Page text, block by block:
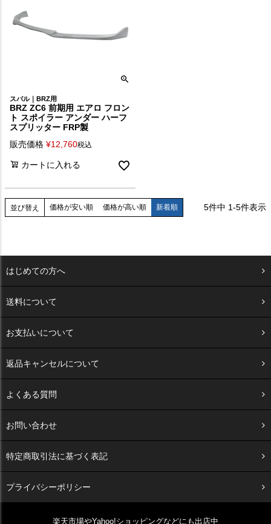
スバル｜BRZ用
BRZ ZC6 前期用 エアロ フロン
ト スポイラー アンダー ハーフ
スプリッター FRP製
販売価格 ¥12,760税込
カートに入れる
並び替え 価格が安い順 価格が高い順 新着順 5件中 1-5件表示
はじめての方へ
送料について
お支払いについて
返品キャンセルについて
よくある質問
お問い合わせ
特定商取引法に基づく表記
プライバシーポリシー
楽天市場やYahoo!ショッピングなどにも出店中